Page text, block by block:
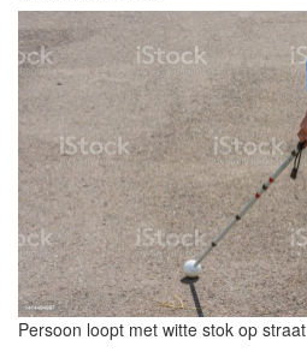
Persoon loopt met witte stok op straat